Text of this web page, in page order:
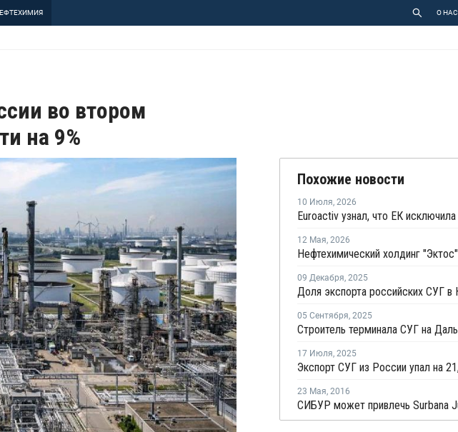
О НАС
во втором
на 9%
Похожие новости
10 Июля, 2026
12 Мая, 2026
09 Декабря, 2025
05 Сентября, 2025
17 Июля, 2025
23 Мая, 2016